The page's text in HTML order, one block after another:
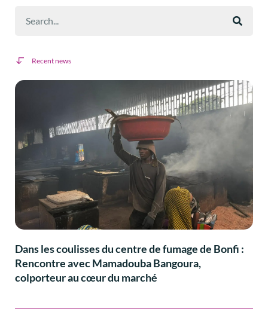
Recent news
Dans les coulisses du centre de fumage de Bonfi :
Rencontre avec Mamadouba Bangoura,
colporteur au cœur du marché